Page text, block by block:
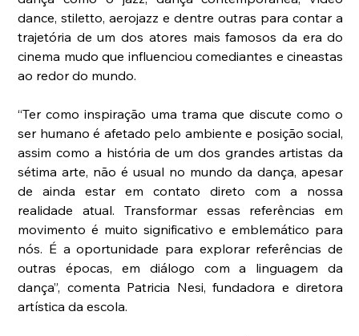
dance, stiletto, aerojazz e dentre outras para contar a
trajetória de um dos atores mais famosos da era do
cinema mudo que influenciou comediantes e cineastas
ao redor do mundo.
“Ter como inspiração uma trama que discute como o
ser humano é afetado pelo ambiente e posição social,
assim como a história de um dos grandes artistas da
sétima arte, não é usual no mundo da dança, apesar
de ainda estar em contato direto com a nossa
realidade atual. Transformar essas referências em
movimento é muito significativo e emblemático para
nós. É a oportunidade para explorar referências de
outras épocas, em diálogo com a linguagem da
dança”, comenta Patricia Nesi, fundadora e diretora
artística da escola.